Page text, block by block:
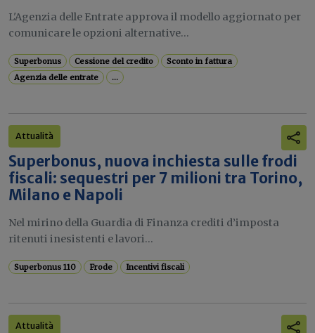
L'Agenzia delle Entrate approva il modello aggiornato per
comunicare le opzioni alternative...
Superbonus Cessione del credito
Sconto in fattura
Agenzia delle entrate
...
Attualità
Superbonus, nuova inchiesta sulle frodi
fiscali: sequestri per 7 milioni tra Torino,
Milano e Napoli
Nel mirino della Guardia di Finanza crediti d’imposta
ritenuti inesistenti e lavori...
Superbonus 110 Frode Incentivi fiscali
Attualità